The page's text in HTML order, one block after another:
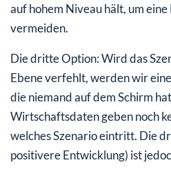
auf hohem Niveau hält, um
vermeiden.
Die dritte Option: Wird das
Ebene verfehlt, werden wir
die niemand auf dem Schirm
Wirtschaftsdaten geben noch
welches Szenario eintritt. Die
positivere Entwicklung) ist